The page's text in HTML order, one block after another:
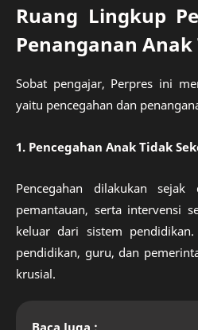
Ruang Lingkup
Penanganan Anak
Sobat pengajar, Perpres ini
yaitu pencegahan dan
1. Pencegahan Anak Tidak
Pencegahan dilakukan
pemantauan, serta intervensi
keluar dari sistem
pendidikan, guru, dan
krusial.
Baca Juga :